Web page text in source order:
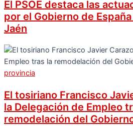
El PSOE destaca las
por el Gobierno de
Jaén
provincia
El tosiriano Francisco
la Delegación de Empleo
remodelación del